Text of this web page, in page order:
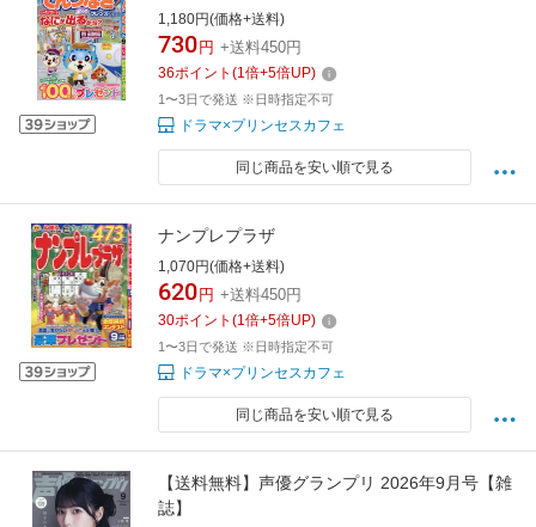
1,180円(価格+送料)
730 円 +送料450円
36ポイント (1倍+5倍UP)
1〜3日で発送 ※日時指定不可
ドラマ×プリンセスカフェ
同じ商品を安い順で見る
ナンプレプラザ
1,070円(価格+送料)
620 円 +送料450円
30ポイント (1倍+5倍UP)
1〜3日で発送 ※日時指定不可
ドラマ×プリンセスカフェ
同じ商品を安い順で見る
【送料無料】声優グランプリ 2026年9月号【雑
誌】